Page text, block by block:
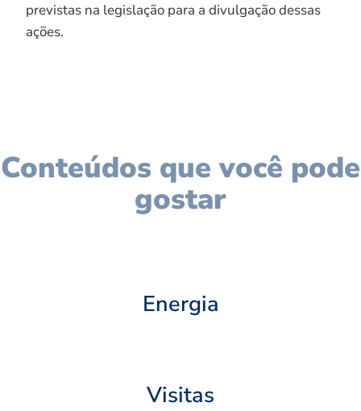
previstas na legislação para a divulgação dessas
ações.
Conteúdos que você pode
gostar
Energia
Visitas